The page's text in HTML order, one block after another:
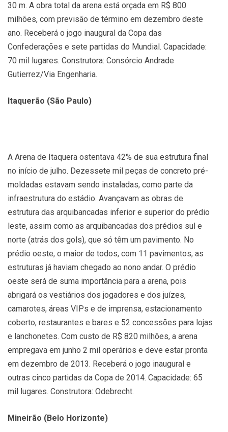
30 m. A obra total da arena está orçada em R$ 800
milhões, com previsão de término em dezembro deste
ano. Receberá o jogo inaugural da Copa das
Confederações e sete partidas do Mundial. Capacidade:
70 mil lugares. Construtora: Consórcio Andrade
Gutierrez/Via Engenharia.
Itaquerão (São Paulo)
A Arena de Itaquera ostentava 42% de sua estrutura final
no início de julho. Dezessete mil peças de concreto pré-
moldadas estavam sendo instaladas, como parte da
infraestrutura do estádio. Avançavam as obras de
estrutura das arquibancadas inferior e superior do prédio
leste, assim como as arquibancadas dos prédios sul e
norte (atrás dos gols), que só têm um pavimento. No
prédio oeste, o maior de todos, com 11 pavimentos, as
estruturas já haviam chegado ao nono andar. O prédio
oeste será de suma importância para a arena, pois
abrigará os vestiários dos jogadores e dos juízes,
camarotes, áreas VIPs e de imprensa, estacionamento
coberto, restaurantes e bares e 52 concessões para lojas
e lanchonetes. Com custo de R$ 820 milhões, a arena
empregava em junho 2 mil operários e deve estar pronta
em dezembro de 2013. Receberá o jogo inaugural e
outras cinco partidas da Copa de 2014. Capacidade: 65
mil lugares. Construtora: Odebrecht.
Mineirão (Belo Horizonte)